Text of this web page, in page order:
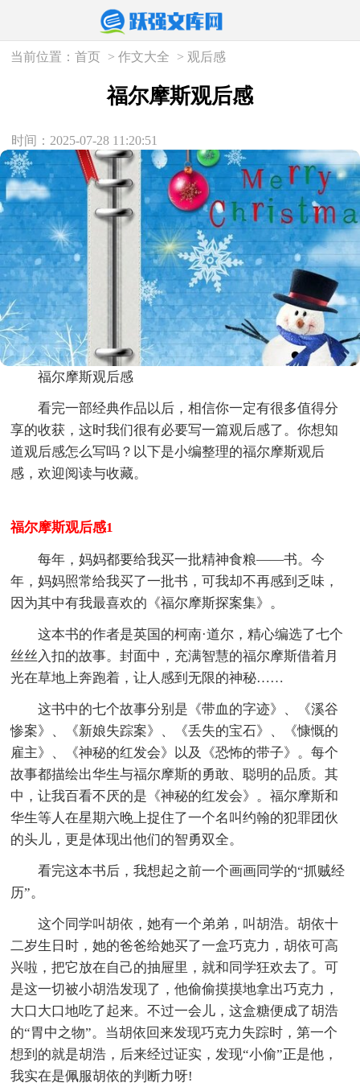
当前位置：首页 >作文大全 > 观后感
福尔摩斯观后感
时间：2025-07-28 11:20:51
福尔摩斯观后感
看完一部经典作品以后，相信你一定有很多值得分
享的收获，这时我们很有必要写一篇观后感了。你想知
道观后感怎么写吗？以下是小编整理的福尔摩斯观后
感，欢迎阅读与收藏。
福尔摩斯观后感1
每年，妈妈都要给我买一批精神食粮——书。今
年，妈妈照常给我买了一批书，可我却不再感到乏味，
因为其中有我最喜欢的《福尔摩斯探案集》。
这本书的作者是英国的柯南·道尔，精心编选了七个
丝丝入扣的故事。封面中，充满智慧的福尔摩斯借着月
光在草地上奔跑着，让人感到无限的神秘……
这书中的七个故事分别是《带血的字迹》、《溪谷
惨案》、《新娘失踪案》、《丢失的宝石》、《慷慨的
雇主》、《神秘的红发会》以及《恐怖的带子》。每个
故事都描绘出华生与福尔摩斯的勇敢、聪明的品质。其
中，让我百看不厌的是《神秘的红发会》。福尔摩斯和
华生等人在星期六晚上捉住了一个名叫约翰的犯罪团伙
的头儿，更是体现出他们的智勇双全。
看完这本书后，我想起之前一个画画同学的“抓贼经
历”。
这个同学叫胡依，她有一个弟弟，叫胡浩。胡依十
二岁生日时，她的爸爸给她买了一盒巧克力，胡依可高
兴啦，把它放在自己的抽屉里，就和同学狂欢去了。可
是这一切被小胡浩发现了，他偷偷摸摸地拿出巧克力，
大口大口地吃了起来。不过一会儿，这盒糖便成了胡浩
的“胃中之物”。当胡依回来发现巧克力失踪时，第一个
想到的就是胡浩，后来经过证实，发现“小偷”正是他，
我实在是佩服胡依的判断力呀!